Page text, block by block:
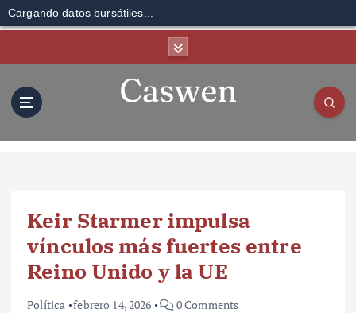
Cargando datos bursátiles...
Keir Starmer impulsa
vínculos más fuertes entre
Reino Unido y la UE
Política febrero 14, 2026 0 Comments